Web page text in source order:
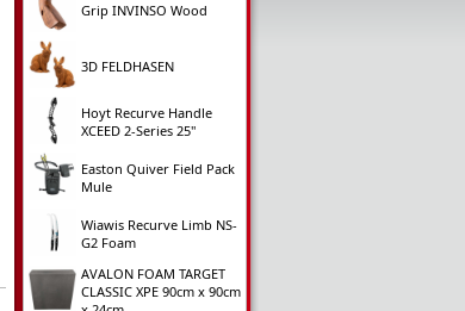
Grip INVINSO Wood
3D FELDHASEN
Hoyt Recurve Handle
XCEED 2-Series 25"
Easton Quiver Field Pack
Mule
Wiawis Recurve Limb NS-
G2 Foam
AVALON FOAM TARGET
CLASSIC XPE 90cm x 90cm